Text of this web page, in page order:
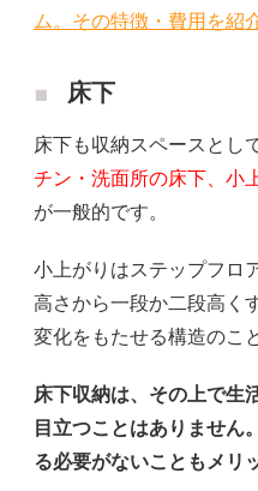
ム。その特徴・費用を紹
床下
床下も収納スペースとし
チン・洗面所の床下、小
が一般的です。
小上がりはステップフロ
高さから一段か二段高く
変化をもたせる構造のこ
床下収納は、その上で生
目立つことはありません
る必要がないこともメリ